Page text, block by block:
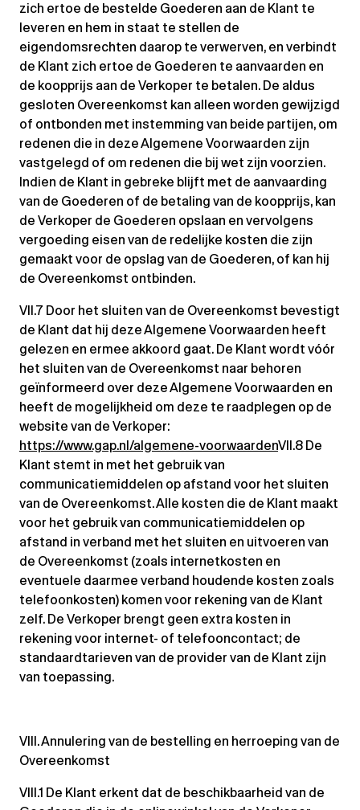
zich ertoe de bestelde Goederen aan de Klant te
leveren en hem in staat te stellen de
eigendomsrechten daarop te verwerven, en verbindt
de Klant zich ertoe de Goederen te aanvaarden en
de koopprijs aan de Verkoper te betalen. De aldus
gesloten Overeenkomst kan alleen worden gewijzigd
of ontbonden met instemming van beide partijen, om
redenen die in deze Algemene Voorwaarden zijn
vastgelegd of om redenen die bij wet zijn voorzien.
Indien de Klant in gebreke blijft met de aanvaarding
van de Goederen of de betaling van de koopprijs, kan
de Verkoper de Goederen opslaan en vervolgens
vergoeding eisen van de redelijke kosten die zijn
gemaakt voor de opslag van de Goederen, of kan hij
de Overeenkomst ontbinden.
VII.7 Door het sluiten van de Overeenkomst bevestigt
de Klant dat hij deze Algemene Voorwaarden heeft
gelezen en ermee akkoord gaat. De Klant wordt vóór
het sluiten van de Overeenkomst naar behoren
geïnformeerd over deze Algemene Voorwaarden en
heeft de mogelijkheid om deze te raadplegen op de
website van de Verkoper:
https://www.gap.nl/algemene-voorwaardenVII.8 De
Klant stemt in met het gebruik van
communicatiemiddelen op afstand voor het sluiten
van de Overeenkomst. Alle kosten die de Klant maakt
voor het gebruik van communicatiemiddelen op
afstand in verband met het sluiten en uitvoeren van
de Overeenkomst (zoals internetkosten en
eventuele daarmee verband houdende kosten zoals
telefoonkosten) komen voor rekening van de Klant
zelf. De Verkoper brengt geen extra kosten in
rekening voor internet- of telefooncontact; de
standaardtarieven van de provider van de Klant zijn
van toepassing.
VIII. Annulering van de bestelling en herroeping van de
Overeenkomst
VIII.1 De Klant erkent dat de beschikbaarheid van de